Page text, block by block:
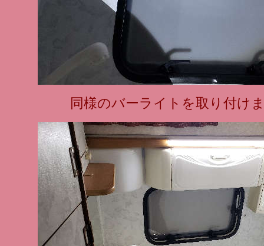
同様のバーライトを取り付け